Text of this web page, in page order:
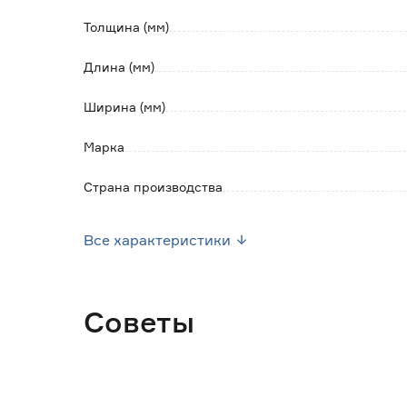
Цвет плитки может изменяться в
Толщина (мм)
Длина (мм)
Ширина (мм)
Марка
Страна производства
Все характеристики
Советы